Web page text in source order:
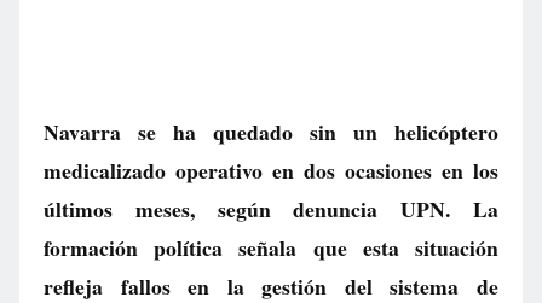
Navarra se ha quedado sin un helicóptero
medicalizado operativo en dos ocasiones en los
últimos meses, según denuncia UPN. La
formación política señala que esta situación
refleja fallos en la gestión del sistema de